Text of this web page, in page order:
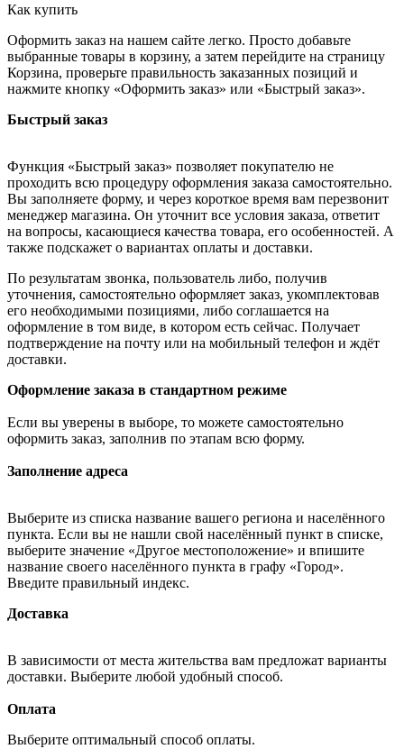
Как купить
Оформить заказ на нашем сайте легко. Просто добавьте
выбранные товары в корзину, а затем перейдите на страницу
Корзина, проверьте правильность заказанных позиций и
нажмите кнопку «Оформить заказ» или «Быстрый заказ».
Быстрый заказ
Функция «Быстрый заказ» позволяет покупателю не
проходить всю процедуру оформления заказа самостоятельно.
Вы заполняете форму, и через короткое время вам перезвонит
менеджер магазина. Он уточнит все условия заказа, ответит
на вопросы, касающиеся качества товара, его особенностей. А
также подскажет о вариантах оплаты и доставки.
По результатам звонка, пользователь либо, получив
уточнения, самостоятельно оформляет заказ, укомплектовав
его необходимыми позициями, либо соглашается на
оформление в том виде, в котором есть сейчас. Получает
подтверждение на почту или на мобильный телефон и ждёт
доставки.
Оформление заказа в стандартном режиме
Если вы уверены в выборе, то можете самостоятельно
оформить заказ, заполнив по этапам всю форму.
Заполнение адреса
Выберите из списка название вашего региона и населённого
пункта. Если вы не нашли свой населённый пункт в списке,
выберите значение «Другое местоположение» и впишите
название своего населённого пункта в графу «Город».
Введите правильный индекс.
Доставка
В зависимости от места жительства вам предложат варианты
доставки. Выберите любой удобный способ.
Оплата
Выберите оптимальный способ оплаты.